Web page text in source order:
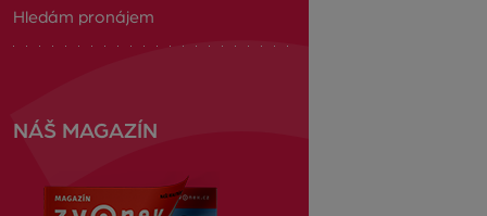
Hledám pronájem
NÁŠ MAGAZÍN